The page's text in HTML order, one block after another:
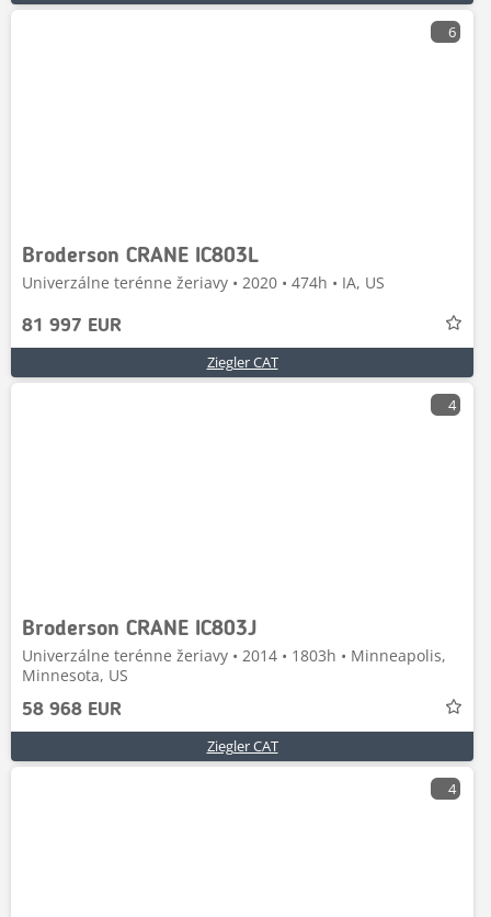
6
Broderson CRANE IC803L
Univerzálne terénne žeriavy • 2020 • 474h • IA, US
81 997 EUR
Ziegler CAT
4
Broderson CRANE IC803J
Univerzálne terénne žeriavy • 2014 • 1803h • Minneapolis,
Minnesota, US
58 968 EUR
Ziegler CAT
4